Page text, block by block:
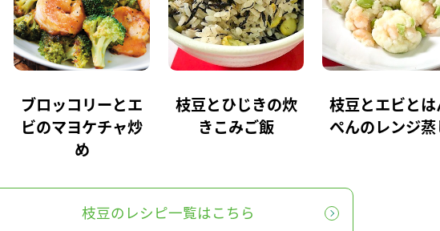
ブロッコリーとエ
ビのマヨケチャ炒
め
枝豆とひじきの炊
きこみご飯
枝豆とエビと
ぺんのレンジ
枝豆のレシピ一覧はこちら